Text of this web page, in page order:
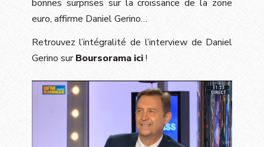
bonnes surprises sur la croissance de la zone
euro, affirme Daniel Gerino…
Retrouvez l’intégralité de l’interview de Daniel
Gerino surBoursorama ici!